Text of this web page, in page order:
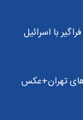
با اسرائیل
تهران+عکس